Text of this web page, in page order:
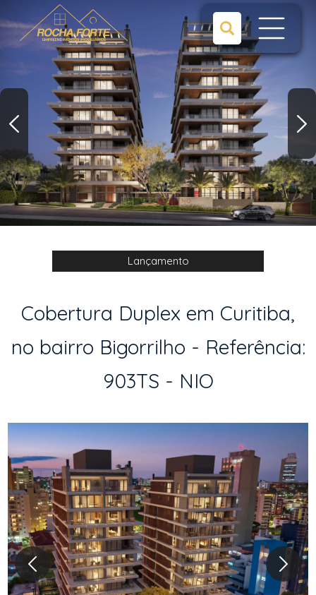
Lançamento
Cobertura Duplex em Curitiba,
no bairro Bigorrilho - Referência:
903TS - NIO